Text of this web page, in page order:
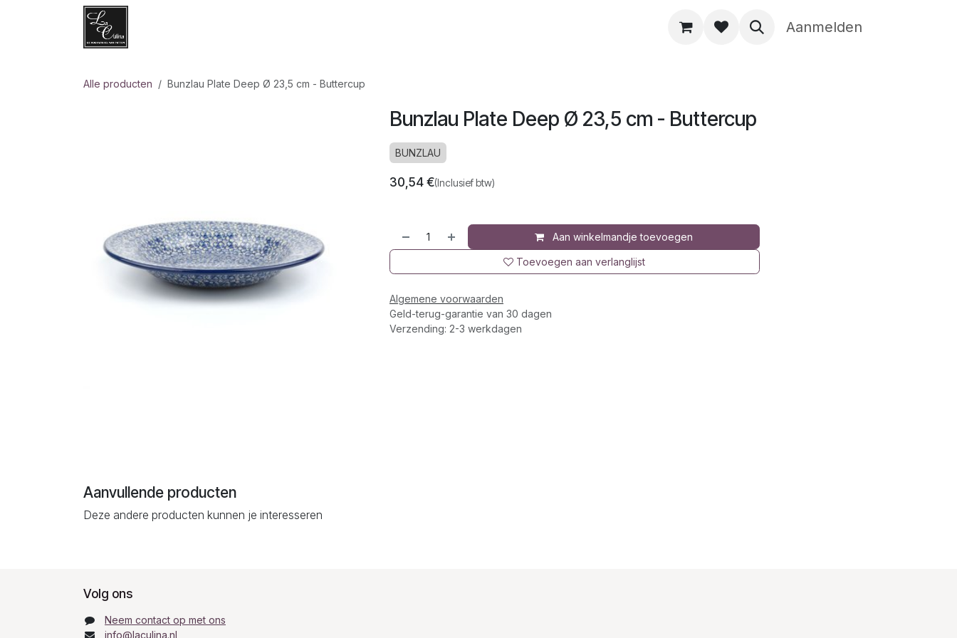
Overslaan naar inhoud
Aanmelden
Alle producten Bunzlau Plate Deep Ø 23,5 cm - Buttercup
Bunzlau Plate Deep Ø 23,5 cm - Buttercup
BUNZLAU
30,54€(Inclusief btw)
Aan winkelmandje toevoegen
Toevoegen aan verlanglijst
Algemene voorwaarden
Geld-terug-garantie van 30 dagen
Verzending: 2-3 werkdagen
Aanvullende producten
Deze andere producten kunnen je interesseren
Volg ons
Neem contact op met ons
info@laculina.nl